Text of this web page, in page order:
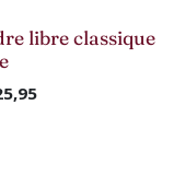
! libre classique